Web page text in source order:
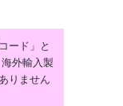
ード」と
外輸入製
りません